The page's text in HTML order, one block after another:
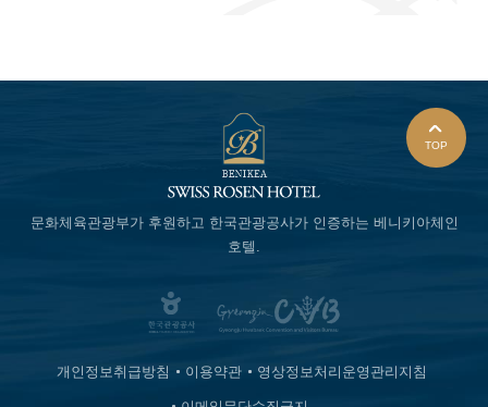
TOP
문화체육관광부가 후원하고 한국관광공사가 인증하는 베니키아체인
호텔.
개인정보취급방침 이용약관 영상정보처리운영관리지침